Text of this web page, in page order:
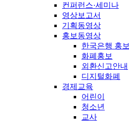
컨퍼런스·세미나
영상보고서
기획동영상
홍보동영상
한국은행 홍보
화폐홍보
외환신고안내
디지털화폐
경제교육
어린이
청소년
교사